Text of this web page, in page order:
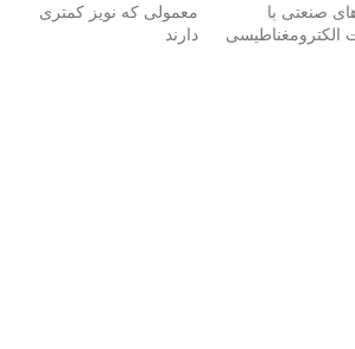
صنعتی با
الکترومغناطیسی
معمولی که نویز کمتری
دارند